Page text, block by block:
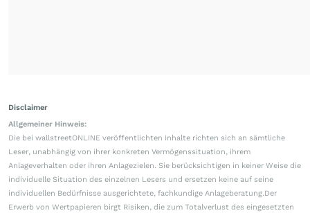
Disclaimer
Allgemeiner Hinweis:
Die bei wallstreetONLINE veröffentlichten Inhalte richten sich an sämtliche
Leser, unabhängig von ihrer konkreten Vermögenssituation, ihrem
Anlageverhalten oder ihren Anlagezielen. Sie berücksichtigen in keiner Weise die
individuelle Situation des einzelnen Lesers und ersetzen keine auf seine
individuellen Bedürfnisse ausgerichtete, fachkundige Anlageberatung.Der
Erwerb von Wertpapieren birgt Risiken, die zum Totalverlust des eingesetzten